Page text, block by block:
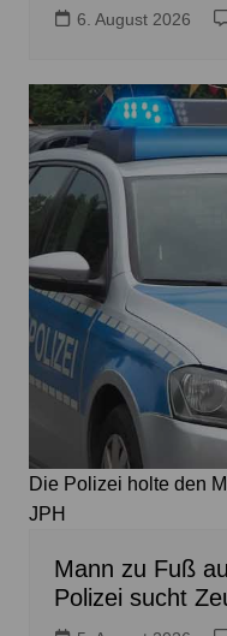
6. August 2026
Die Polizei holte den
JPH
Mann zu Fuß
Polizei sucht